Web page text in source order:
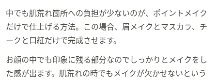
中でも肌荒れ箇所への負担が少ないのが、ポイントメイク
だけで仕上げる方法。この場合、眉メイクとマスカラ、チ
ークと口紅だけで完成させます。
お顔の中でも印象に残る部分なのでしっかりとメイクをし
た感が出ます。肌荒れの時でもメイクが欠かせないという